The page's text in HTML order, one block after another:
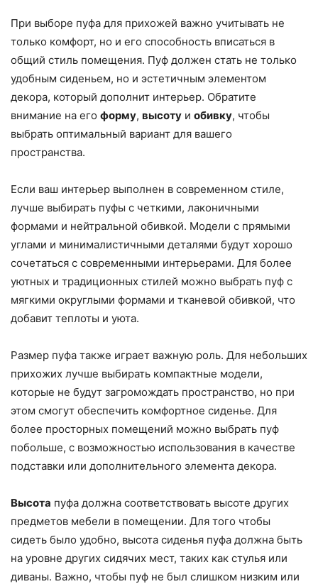
При выборе пуфа для прихожей важно учитывать не
только комфорт, но и его способность вписаться в
общий стиль помещения. Пуф должен стать не только
удобным сиденьем, но и эстетичным элементом
декора, который дополнит интерьер. Обратите
внимание на его форму, высоту и обивку, чтобы
выбрать оптимальный вариант для вашего
пространства.
Если ваш интерьер выполнен в современном стиле,
лучше выбирать пуфы с четкими, лаконичными
формами и нейтральной обивкой. Модели с прямыми
углами и минималистичными деталями будут хорошо
сочетаться с современными интерьерами. Для более
уютных и традиционных стилей можно выбрать пуф с
мягкими округлыми формами и тканевой обивкой, что
добавит теплоты и уюта.
Размер пуфа также играет важную роль. Для небольших
прихожих лучше выбирать компактные модели,
которые не будут загромождать пространство, но при
этом смогут обеспечить комфортное сиденье. Для
более просторных помещений можно выбрать пуф
побольше, с возможностью использования в качестве
подставки или дополнительного элемента декора.
Высота пуфа должна соответствовать высоте других
предметов мебели в помещении. Для того чтобы
сидеть было удобно, высота сиденья пуфа должна быть
на уровне других сидячих мест, таких как стулья или
диваны. Важно, чтобы пуф не был слишком низким или